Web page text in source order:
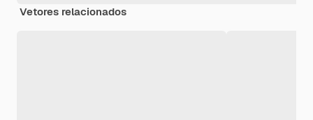
Vetores relacionados